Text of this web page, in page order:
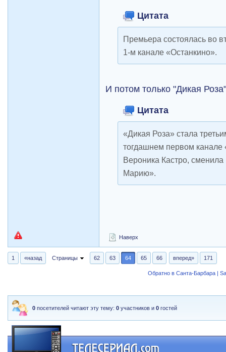
Цитата
Премьера состоялась во
1-м канале «Останкино».
И потом только "Дикая
Цитата
«Дикая Роза» стала
тогдашнем первом
Вероника Кастро,
Марию».
Наверх
1 «назад Страницы 62 63 64 65 66 вперед» 171
Обратно в Санта-Барбара |
0 посетителей читают эту тему:0 участников и0 гостей